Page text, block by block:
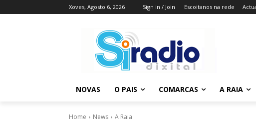
Xoves, Agosto 6, 2026 Sign in / Join Escoitanos na rede
NOVAS O PAIS COMARCAS A RAIA
Home News A Raia